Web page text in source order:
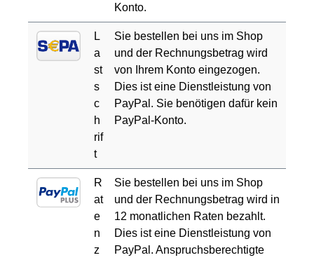
Konto.
L
a
st
s
c
h
rif
t
Sie bestellen bei uns im Shop
und der Rechnungsbetrag wird
von Ihrem Konto eingezogen.
Dies ist eine Dienstleistung von
PayPal. Sie benötigen dafür kein
PayPal-Konto.
R
at
e
n
z
Sie bestellen bei uns im Shop
und der Rechnungsbetrag wird in
12 monatlichen Raten bezahlt.
Dies ist eine Dienstleistung von
PayPal. Anspruchsberechtigte